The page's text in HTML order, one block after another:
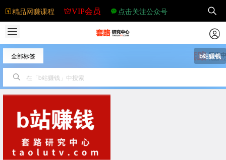
精品网赚课程 VIP会员 点击关注公众号
全部标签 b站赚钱